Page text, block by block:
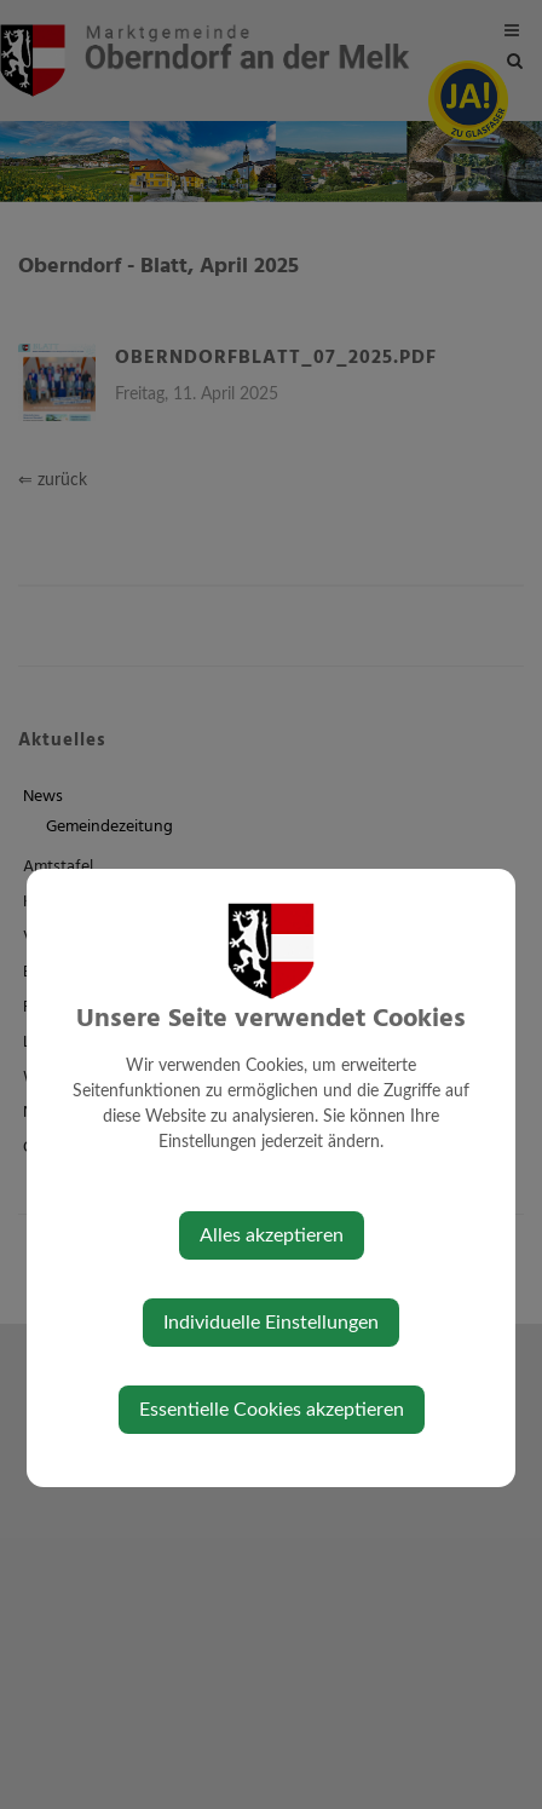
Site
Oberndorf - Blatt, April 2025
OBERNDORFBLATT_07_2025.PDF
Freitag, 11. April 2025
⇐ zurück
Aktuelles
News
Gemeindezeitung
Amtstafel
Klimaticket
Veranstaltungen
Bildergalerie
Familienbad + Sauna
Links/Adressen
Wetter
Newsletteranmeldung
Oberndorf-App
Unsere Seite verwendet Cookies
Wir verwenden Cookies, um erweiterte
Seitenfunktionen zu ermöglichen und die Zugriffe auf
diese Website zu analysieren. Sie können Ihre
Einstellungen jederzeit ändern.
Alles akzeptieren
Individuelle Einstellungen
Essentielle Cookies akzeptieren